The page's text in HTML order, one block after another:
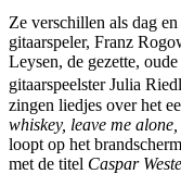
Ze verschillen als dag
gitaarspeler, Franz
Leysen, de gezette,
gitaarspeelster Julia
zingen liedjes over het
whiskey, leave me
loopt op het
met de titel Caspar